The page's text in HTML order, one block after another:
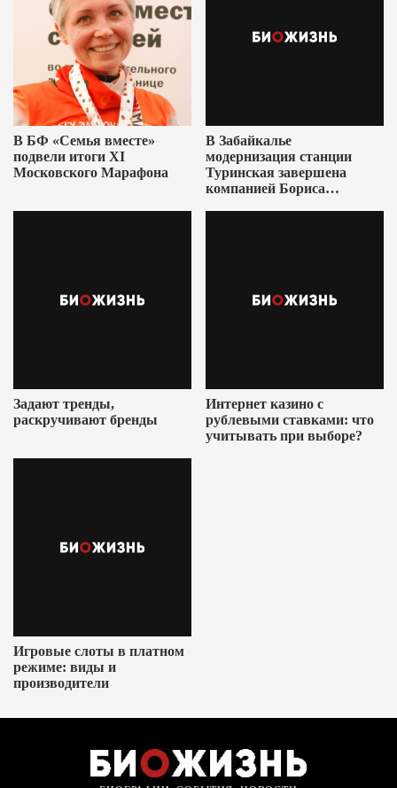
В БФ «Семья вместе»
подвели итоги XI
Московского Марафона
В Забайкалье
модернизация станции
Туринская завершена
компанией Бориса
Задают тренды,
раскручивают бренды
Интернет казино с
рублевыми ставками: что
учитывать при выборе?
Игровые слоты в платном
режиме: виды и
производители